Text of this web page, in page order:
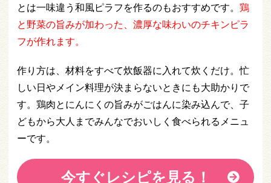
とは一味違う和風ピラフを作るのもおすすめです。 鶏
と野菜の旨みが加わった、濃厚な味わいのチキンピラ
フが作れます。
作り方は、材料をすべて炊飯器に入れて炊くだけ。忙
しい日やメイン料理が決まらないときにも大助かりで
す。鶏肉とにんにくの旨みがごはんに染み込んで、子
どもから大人までみんなでおいしく食べられるメニュ
ーです。
今すぐレシピを見る！